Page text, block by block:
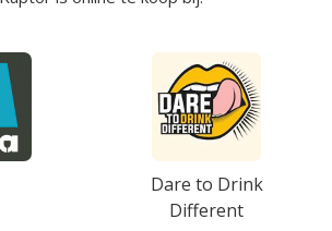
Dare to Drink
Different